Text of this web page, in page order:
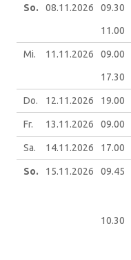
So. 08.11.2026 09.30
11.00
Mi. 11.11.2026 09.00
17.30
Do. 12.11.2026 19.00
Fr. 13.11.2026 09.00
Sa. 14.11.2026 17.00
So. 15.11.2026 09.45
10.30